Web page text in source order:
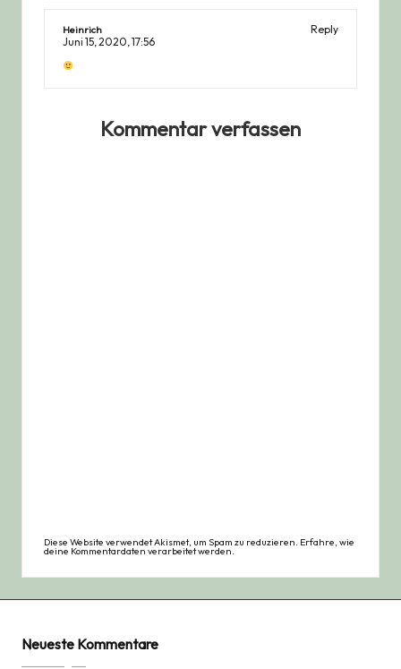
Heinrich
Reply
Juni 15, 2020,17:56
Kommentar verfassen
Diese Website verwendet Akismet, um Spam zu reduzieren. Erfahre, wie
deine Kommentardaten verarbeitet werden.
Neueste Kommentare